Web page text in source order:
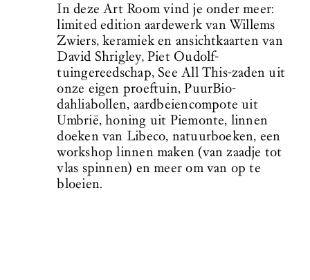
In deze Art Room vind je onder meer:
limited edition aardewerk van Willems
Zwiers, keramiek en ansichtkaarten van
David Shrigley, Piet Oudolf-
tuingereedschap, See All This-zaden uit
onze eigen proeftuin, PuurBio-
dahliabollen, aardbeiencompote uit
Umbrië, honing uit Piemonte, linnen
doeken van Libeco, natuurboeken, een
workshop linnen maken (van zaadje tot
vlas spinnen) en meer om van op te
bloeien.